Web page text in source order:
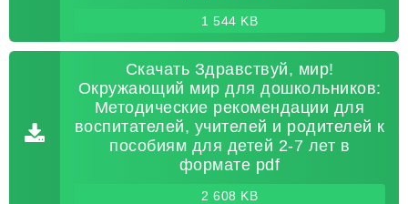
1 544 KB
Скачать Здравствуй, мир!
Окружающий мир для дошкольников:
Методические рекомендации для
воспитателей, учителей и родителей к
пособиям для детей 2-7 лет в
формате pdf
2 608 KB